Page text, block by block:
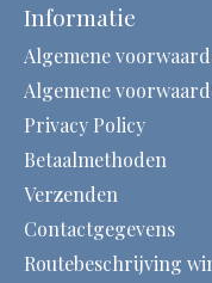
Informatie
Algemene
Algemene
Privacy Policy
Betaalmethoden
Verzenden
Contactgegevens
Routebeschrijving